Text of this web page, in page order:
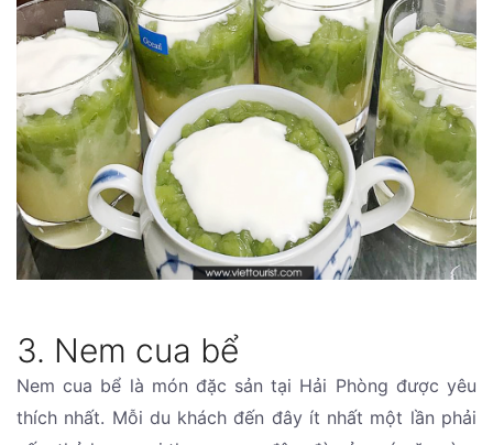
3. Nem cua bể
Nem cua bể là món đặc sản tại Hải Phòng được yêu
thích nhất. Mỗi du khách đến đây ít nhất một lần phải